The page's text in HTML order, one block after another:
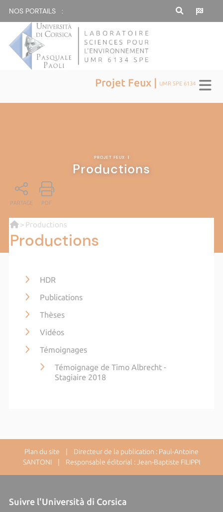
NOS PORTAILS :
Projet Feux | UMR SPE 6134
PROJET FEUX |
Productions
PARTAGE PDF
> Productions
Productions
HDR
Publications
Thèses
Vidéos
Témoignages
Témoignage de Timo Albrecht -
Stagiaire 2018
Plan du site | Directeur de la publication : Paul-Antoine
SANTONI | Responsable éditorial : Jean-Baptiste FILIPPI
Suivre l'Università di Corsica